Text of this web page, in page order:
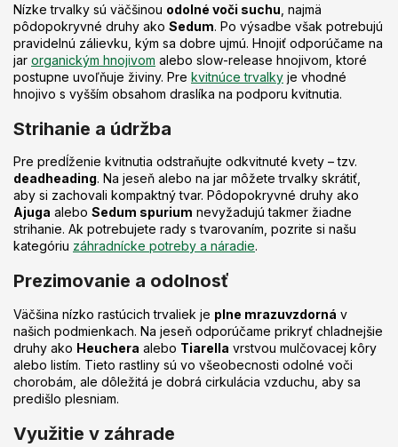
Nízke trvalky sú väčšinou odolné voči suchu , najmä
pôdopokryvné druhy ako Sedum. Po výsadbe však potrebujú
pravidelnú zálievku, kým sa dobre ujmú. Hnojiť odporúčame na
jar organickým hnojivom alebo slow-release hnojivom, ktoré
postupne uvoľňuje živiny. Pre kvitnúce trvalky je vhodné
hnojivo s vyšším obsahom draslíka na podporu kvitnutia.
Strihanie a údržba
Pre predĺženie kvitnutia odstraňujte odkvitnuté kvety – tzv.
deadheading. Na jeseň alebo na jar môžete trvalky skrátiť,
aby si zachovali kompaktný tvar. Pôdopokryvné druhy ako
Ajuga alebo Sedum spurium nevyžadujú takmer žiadne
strihanie. Ak potrebujete rady s tvarovaním, pozrite si našu
kategóriu záhradnícke potreby a náradie.
Prezimovanie a odolnosť
Väčšina nízko rastúcich trvaliek je plne mrazuvzdorná v
našich podmienkach. Na jeseň odporúčame prikryť chladnejšie
druhy ako Heuchera alebo Tiarella vrstvou mulčovacej kôry
alebo listím. Tieto rastliny sú vo všeobecnosti odolné voči
chorobám, ale dôležitá je dobrá cirkulácia vzduchu, aby sa
predišlo plesniam.
Využitie v záhrade